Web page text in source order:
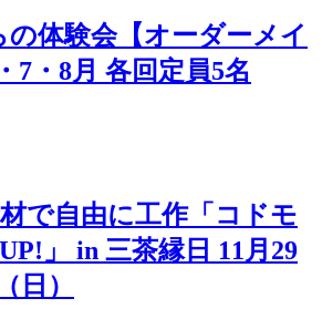
の体験会【オーダーメイ
7・8月 各回定員5名
で自由に工作「コドモ
」 in 三茶縁日 11月29
日）